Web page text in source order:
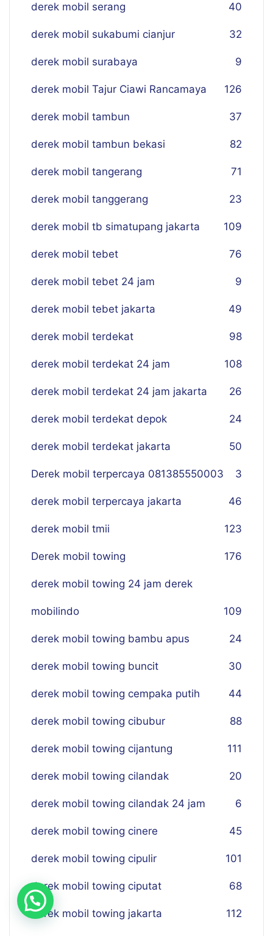
derek mobil serang 40
derek mobil sukabumi cianjur 32
derek mobil surabaya 9
derek mobil Tajur Ciawi Rancamaya 126
derek mobil tambun 37
derek mobil tambun bekasi 82
derek mobil tangerang 71
derek mobil tanggerang 23
derek mobil tb simatupang jakarta 109
derek mobil tebet 76
derek mobil tebet 24 jam 9
derek mobil tebet jakarta 49
derek mobil terdekat 98
derek mobil terdekat 24 jam 108
derek mobil terdekat 24 jam jakarta 26
derek mobil terdekat depok 24
derek mobil terdekat jakarta 50
Derek mobil terpercaya 081385550003 3
derek mobil terpercaya jakarta 46
derek mobil tmii 123
Derek mobil towing 176
derek mobil towing 24 jam derek
mobilindo 109
derek mobil towing bambu apus 24
derek mobil towing buncit 30
derek mobil towing cempaka putih 44
derek mobil towing cibubur 88
derek mobil towing cijantung 111
derek mobil towing cilandak 20
derek mobil towing cilandak 24 jam 6
derek mobil towing cinere 45
derek mobil towing cipulir 101
derek mobil towing ciputat 68
derek mobil towing jakarta 112